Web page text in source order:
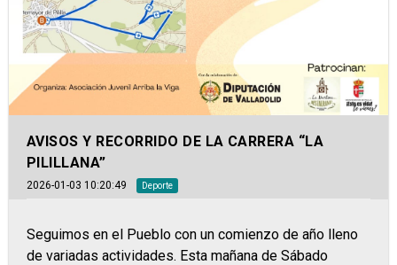
AVISOS Y RECORRIDO DE LA CARRERA “LA
PILILLANA”
2026-01-03 10:20:49 Deporte
Seguimos en el Pueblo con un comienzo de año lleno
de variadas actividades. Esta mañana de Sábado